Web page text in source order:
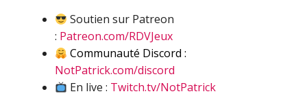
Soutien sur Patreon
: Patreon.com/RDVJeux
Communauté Discord :
NotPatrick.com/discord
En live : Twitch.tv/NotPatrick